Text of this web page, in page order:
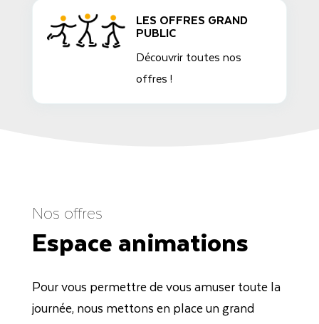
LES OFFRES GRAND
PUBLIC
Découvrir toutes nos
offres !
Nos offres
Espace animations
Pour vous permettre de vous amuser toute la
journée, nous mettons en place un grand